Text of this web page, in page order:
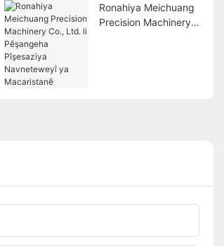
Ronahiya Meichuang
Precision Machinery